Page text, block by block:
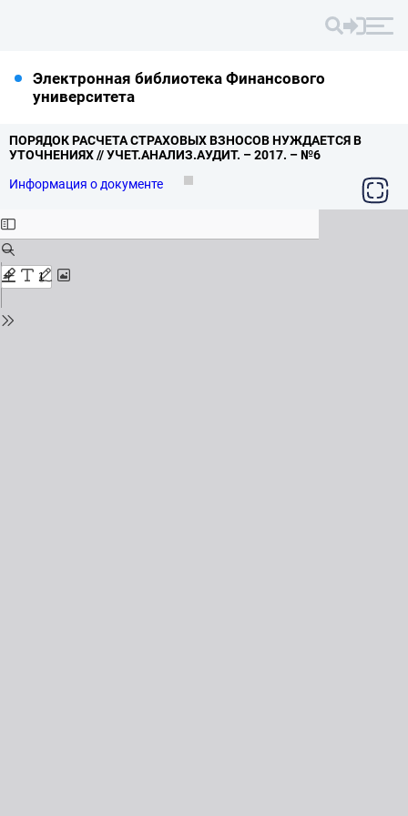
Электронная библиотека Финансового
университета
ПОРЯДОК РАСЧЕТА СТРАХОВЫХ ВЗНОСОВ НУЖДАЕТСЯ В
УТОЧНЕНИЯХ // УЧЕТ.АНАЛИЗ.АУДИТ. – 2017. – №6
Информация о документе